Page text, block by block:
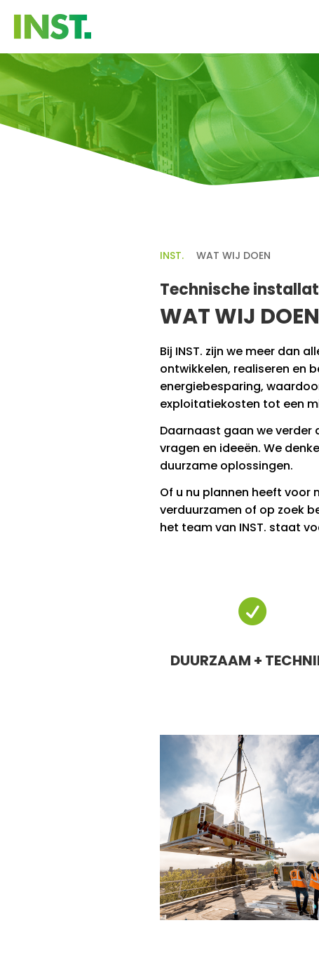
INST. WAT WIJ DOEN
Technische
WAT WIJ DOEN
Bij INST. zijn we meer dan
ontwikkelen, realiseren en
energiebesparing,
exploitatiekosten tot een
Daarnaast gaan we verder
vragen en ideeën. We
duurzame oplossingen.
Of u nu plannen heeft
verduurzamen of op zoek
het team van INST. staat

DUURZAAM +